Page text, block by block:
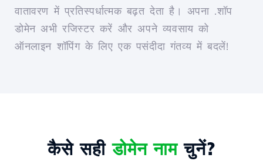
वातावरण में प्रतिस्पर्धात्मक बढ़त देता है। अपना .शॉप
डोमेन अभी रजिस्टर करें और अपने व्यवसाय को
ऑनलाइन शॉपिंग के लिए एक पसंदीदा गंतव्य में बदलें!
कैसे सहीडोमेन नामचुनें?